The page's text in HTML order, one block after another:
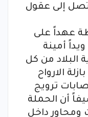
تصل إلى عقول
عهداً على
أمينة
البلاد من كل
الارواح
ترويج
أن الحملة
داخل